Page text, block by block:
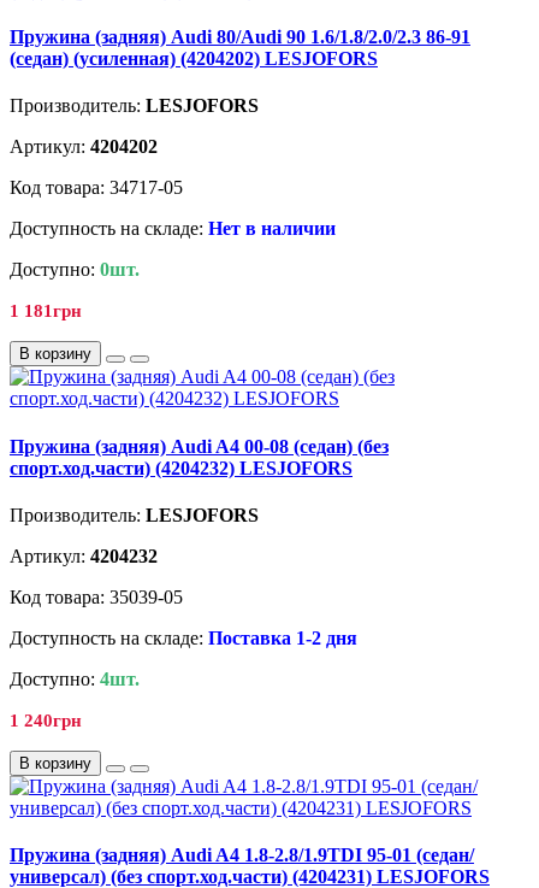
Пружина (задняя) Audi 80/Audi 90 1.6/1.8/2.0/2.3 86-91
(седан) (усиленная) (4204202) LESJOFORS
Производитель: LESJOFORS
Артикул: 4204202
Код товара: 34717-05
Доступность на складе: Нет в наличии
Доступно: 0шт.
1 181грн
В корзину
Пружина (задняя) Audi A4 00-08 (седан) (без
спорт.ход.части) (4204232) LESJOFORS
Производитель: LESJOFORS
Артикул: 4204232
Код товара: 35039-05
Доступность на складе: Поставка 1-2 дня
Доступно: 4шт.
1 240грн
В корзину
Пружина (задняя) Audi A4 1.8-2.8/1.9TDI 95-01 (седан/
универсал) (без спорт.ход.части) (4204231) LESJOFORS